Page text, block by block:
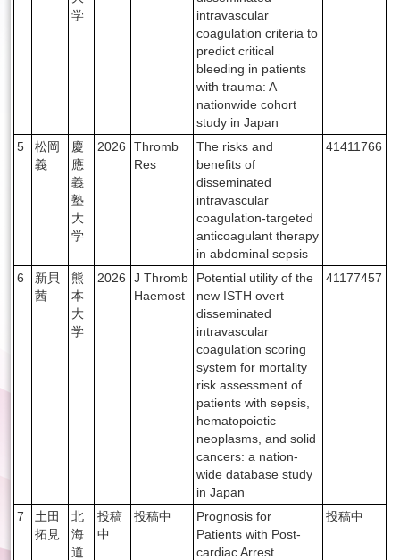
学
intravascular
coagulation criteria to
predict critical
bleeding in patients
with trauma: A
nationwide cohort
study in Japan
5
松岡
義
慶
應
義
塾
大
学
2026
Thromb
Res
The risks and
benefits of
disseminated
intravascular
coagulation-targeted
anticoagulant therapy
in abdominal sepsis
41411766
6
新貝
茜
熊
本
大
学
2026
J Thromb
Haemost
Potential utility of the
new ISTH overt
disseminated
intravascular
coagulation scoring
system for mortality
risk assessment of
patients with sepsis,
hematopoietic
neoplasms, and solid
cancers: a nation-
wide database study
in Japan
41177457
7
土田
拓見
北
海
道
投稿
中
投稿中
Prognosis for
Patients with Post-
cardiac Arrest
投稿中